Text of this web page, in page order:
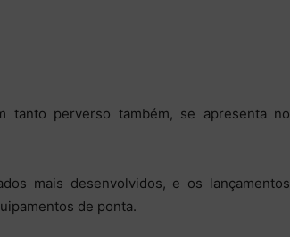
tanto perverso também, se apresenta no
mais desenvolvidos, e os lançamentos
de ponta.